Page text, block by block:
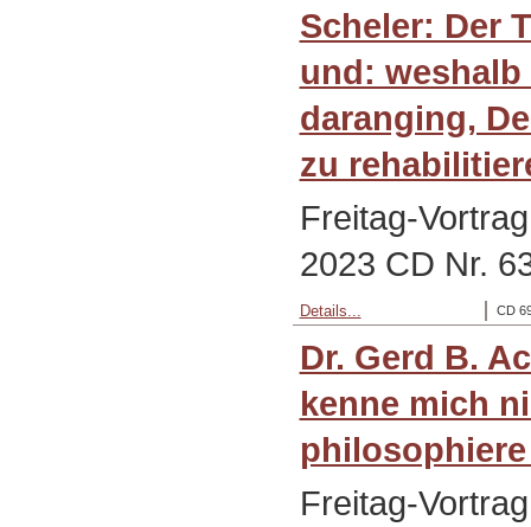
Scheler: Der
und: weshalb
daranging,
zu
Freitag-
2023 CD Nr.
CD
Details...
Dr. Gerd B.
kenne mich
Freitag-